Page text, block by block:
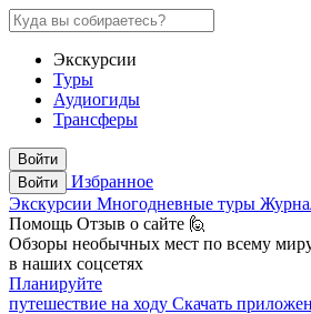
Экскурсии
Туры
Аудиогиды
Трансферы
Войти
Войти
Избранное
Экскурсии Многодневные туры
Помощь Отзыв о сайте 🙋
Обзоры необычных мест по всему
в наших соцсетях
Планируйте
путешествие на ходу Скачать